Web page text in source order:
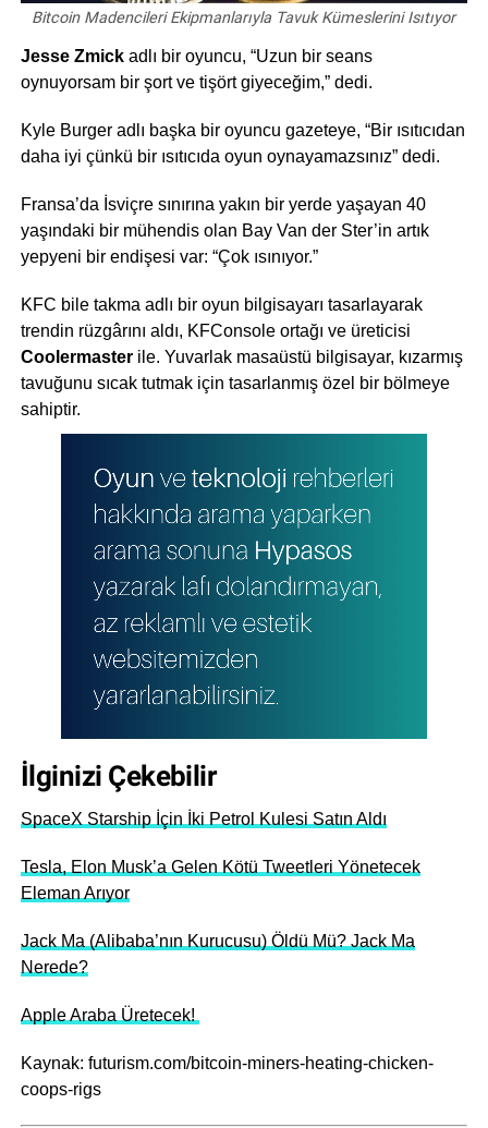
Bitcoin Madencileri Ekipmanlarıyla Tavuk Kümeslerini Isıtıyor
Jesse Zmickadlı bir oyuncu, “Uzun bir seans
oynuyorsam bir şort ve tişört giyeceğim,” dedi.
Kyle Burger adlı başka bir oyuncu gazeteye, “Bir ısıtıcıdan
daha iyi çünkü bir ısıtıcıda oyun oynayamazsınız” dedi.
Fransa’da İsviçre sınırına yakın bir yerde yaşayan 40
yaşındaki bir mühendis olan Bay Van der Ster’in artık
yepyeni bir endişesi var: “Çok ısınıyor.”
KFC bile takma adlı bir oyun bilgisayarı tasarlayarak
trendin rüzgârını aldı, KFConsole ortağı ve üreticisi
Coolermasterile. Yuvarlak masaüstü bilgisayar, kızarmış
tavuğunu sıcak tutmak için tasarlanmış özel bir bölmeye
sahiptir.
İlginizi Çekebilir
SpaceX Starship İçin İki Petrol Kulesi Satın Aldı
Tesla, Elon Musk’a Gelen Kötü Tweetleri Yönetecek
Eleman Arıyor
Jack Ma (Alibaba’nın Kurucusu) Öldü Mü? Jack Ma
Nerede?
Apple Araba Üretecek!
Kaynak: futurism.com/bitcoin-miners-heating-chicken-
coops-rigs